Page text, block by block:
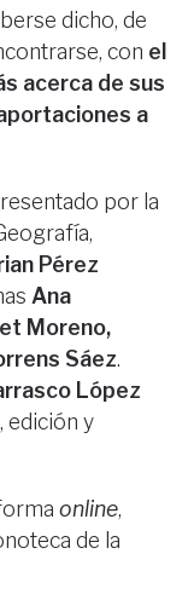
dicho, de
con el
acerca de sus
a
por la
Pérez
Ana
Moreno,
Sáez.
López
edición y
online,
de la